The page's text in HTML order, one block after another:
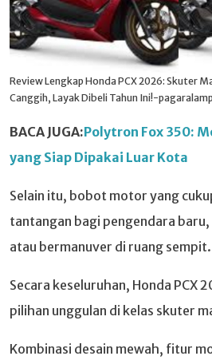
Review Lengkap Honda PCX 2026: Skuter
Canggih, Layak Dibeli Tahun Ini!-
BACA JUGA:Polytron Fox 350:
yang Siap Dipakai Luar Kota
Selain itu, bobot motor yang
tantangan bagi pengendara
atau bermanuver di ruang sempit.
Secara keseluruhan, Honda PCX
pilihan unggulan di kelas skuter
Kombinasi desain mewah, fitur